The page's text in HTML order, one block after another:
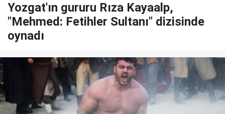
Yozgat'ın gururu Rıza Kayaalp,
"Mehmed: Fetihler Sultanı" dizisinde
oynadı